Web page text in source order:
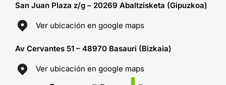
San Juan Plaza z/g – 20269 Abaltzisketa (Gipuzkoa)
Ver ubicación en google maps
Av Cervantes 51 – 48970 Basauri (Bizkaia)
Ver ubicación en google maps